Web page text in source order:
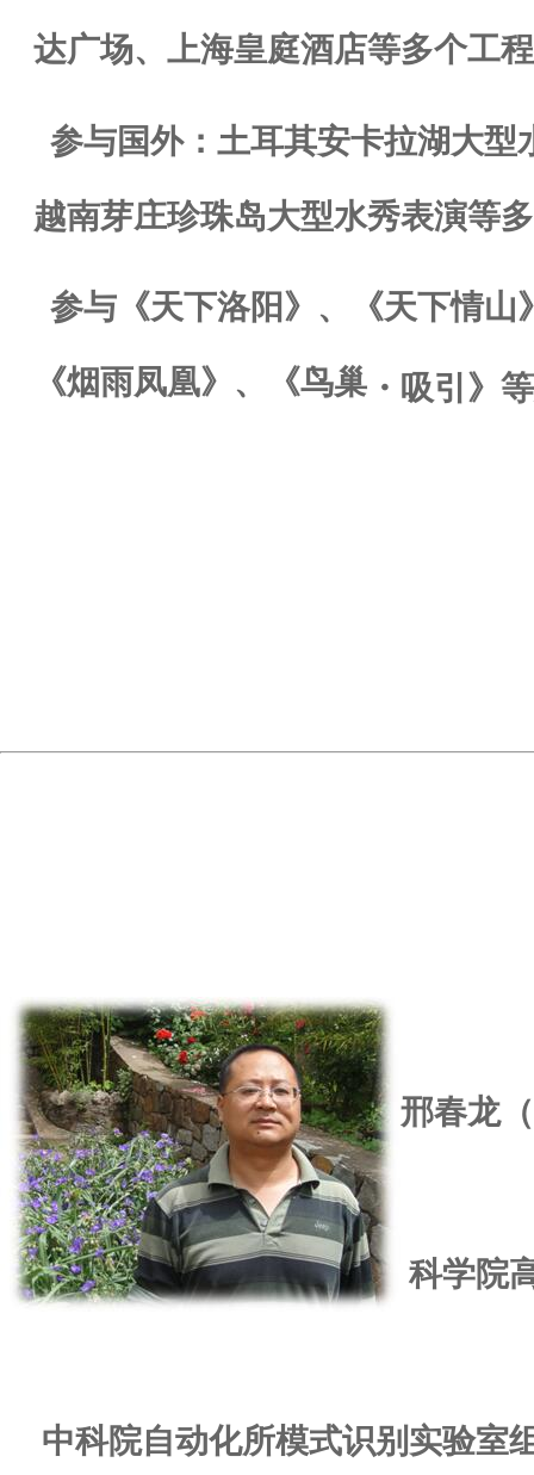
达广场、上海皇庭酒店等多个工
参与国外：土耳其安卡拉湖大
越南芽庄珍珠岛大型水秀表演等
参与《天下洛阳》、《天下情
《烟雨凤凰》、《鸟巢 ・ 吸引》
邢春龙
科学院
中科院自动化所模式识别实验室